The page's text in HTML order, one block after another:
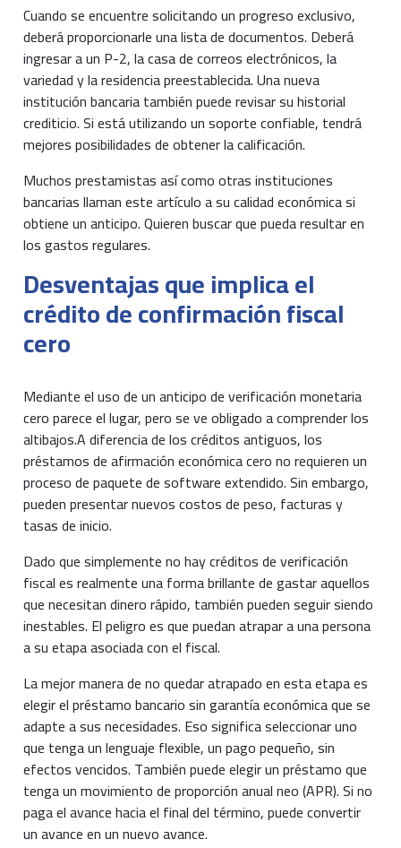
Cuando se encuentre solicitando un progreso exclusivo,
deberá proporcionarle una lista de documentos. Deberá
ingresar a un P-2, la casa de correos electrónicos, la
variedad y la residencia preestablecida. Una nueva
institución bancaria también puede revisar su historial
crediticio. Si está utilizando un soporte confiable, tendrá
mejores posibilidades de obtener la calificación.
Muchos prestamistas así como otras instituciones
bancarias llaman este artículo a su calidad económica si
obtiene un anticipo. Quieren buscar que pueda resultar en
los gastos regulares.
Desventajas que implica el
crédito de confirmación fiscal
cero
Mediante el uso de un anticipo de verificación monetaria
cero parece el lugar, pero se ve obligado a comprender los
altibajos.A diferencia de los créditos antiguos, los
préstamos de afirmación económica cero no requieren un
proceso de paquete de software extendido. Sin embargo,
pueden presentar nuevos costos de peso, facturas y
tasas de inicio.
Dado que simplemente no hay créditos de verificación
fiscal es realmente una forma brillante de gastar aquellos
que necesitan dinero rápido, también pueden seguir siendo
inestables. El peligro es que puedan atrapar a una persona
a su etapa asociada con el fiscal.
La mejor manera de no quedar atrapado en esta etapa es
elegir el préstamo bancario sin garantía económica que se
adapte a sus necesidades. Eso significa seleccionar uno
que tenga un lenguaje flexible, un pago pequeño, sin
efectos vencidos. También puede elegir un préstamo que
tenga un movimiento de proporción anual neo (APR). Si no
paga el avance hacia el final del término, puede convertir
un avance en un nuevo avance.